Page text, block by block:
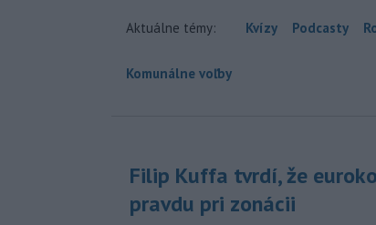
Aktuálne témy: Kvízy Podcasty
Komunálne voľby
Filip Kuffa tvrdí, že
pravdu pri zonácii